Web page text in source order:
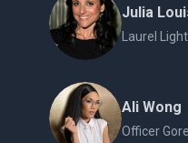
Julia
Laurel
Ali Wong
Officer Gore